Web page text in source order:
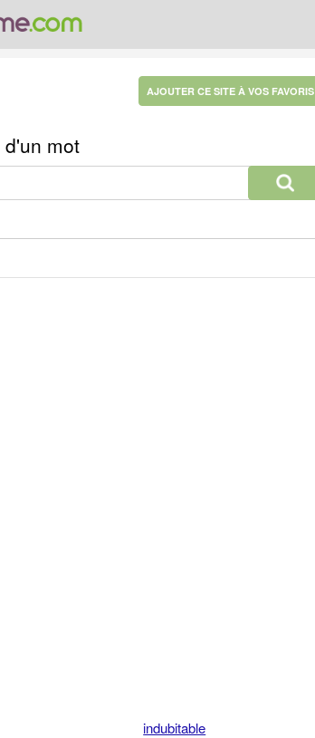
AJOUTER CE SITE À VOS FAVORIS
d'un mot
indubitable